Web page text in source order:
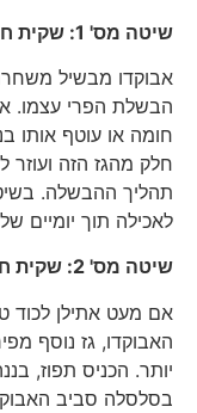
שיטה מס' 1: שקית חומה או נייר עיתון
אבוקדו מבשיל משחרר
הבשלת הפרי עצמו. אם
חומה או עוטף אותו
חלק מהגז הזה ועוזר
תהליך ההבשלה. בשיטה
לאכילה תוך יומיים
שיטה מס' 2: שקית חומה + פירות
אם מעט אתילן לכוד
האבוקדו, גז נוסף
יותר. הכניס תפוז, בננה
בסלסלה סביב האבוקדו